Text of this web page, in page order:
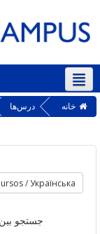
درس‌ها OIM
جستجو بین درس‌ها: